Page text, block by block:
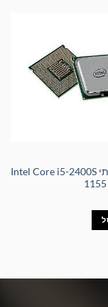
מעבד איכותי Intel Core i5-2400S
1155